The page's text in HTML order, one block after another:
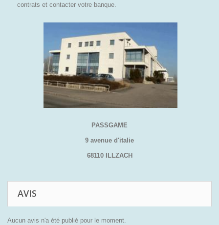
contrats et contacter votre banque.
PASSGAME
9 avenue d'italie
68110 ILLZACH
AVIS
Aucun avis n'a été publié pour le moment.